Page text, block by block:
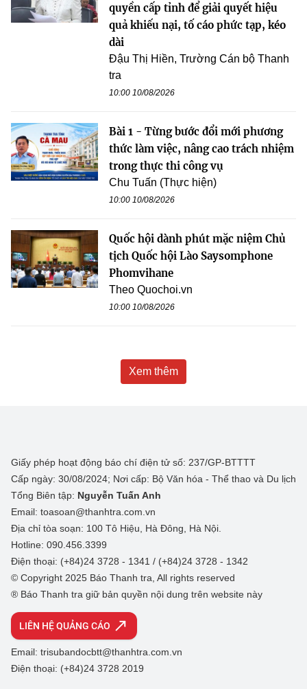
quyền cấp tỉnh để giải quyết hiệu
quả khiếu nại, tố cáo phức tạp, kéo
dài
Đậu Thị Hiền, Trường Cán bộ Thanh
tra
10:00 10/08/2026
Bài 1 - Từng bước đổi mới phương
thức làm việc, nâng cao trách nhiệm
trong thực thi công vụ
Chu Tuấn (Thực hiện)
10:00 10/08/2026
Quốc hội dành phút mặc niệm Chủ
tịch Quốc hội Lào Saysomphone
Phomvihane
Theo Quochoi.vn
10:00 10/08/2026
Xem thêm
Giấy phép hoạt động báo chí điện tử số: 237/GP-BTTTT
Cấp ngày: 30/08/2024; Nơi cấp: Bộ Văn hóa - Thể thao và Du lịch
Tổng Biên tập: Nguyễn Tuấn Anh
Email: toasoan@thanhtra.com.vn
Địa chỉ tòa soạn: 100 Tô Hiệu, Hà Đông, Hà Nội.
Hotline: 090.456.3399
Điện thoại: (+84)24 3728 - 1341 / (+84)24 3728 - 1342
© Copyright 2025 Báo Thanh tra, All rights reserved
® Báo Thanh tra giữ bản quyền nội dung trên website này
LIÊN HỆ QUẢNG CÁO
Email: trisubandocbtt@thanhtra.com.vn
Điện thoại: (+84)24 3728 2019